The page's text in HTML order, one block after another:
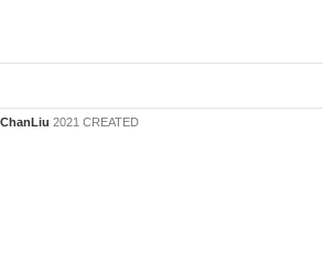
月，p.48。《百年華人繪畫 西畫專冊》，長流
美術館，2016年6月，p.26。
ChanLiu 2021 CREATED